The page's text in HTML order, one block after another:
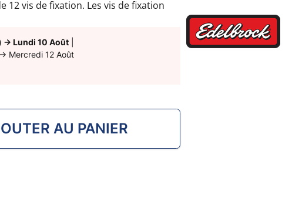
vis de fixation. Les vis de fixation
→ Lundi 10 Août
→ Mercredi 12 Août
AU PANIER